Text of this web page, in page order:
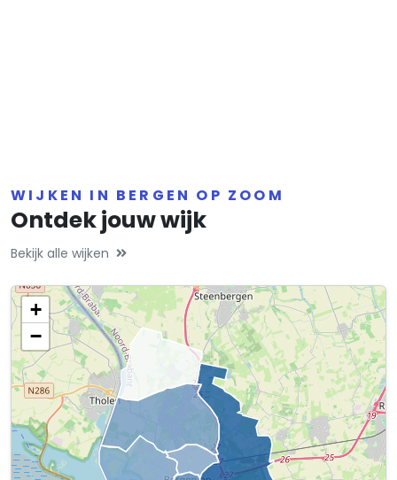
WIJKEN IN BERGEN OP ZOOM
Ontdek jouw wijk
Bekijk alle wijken
+
−